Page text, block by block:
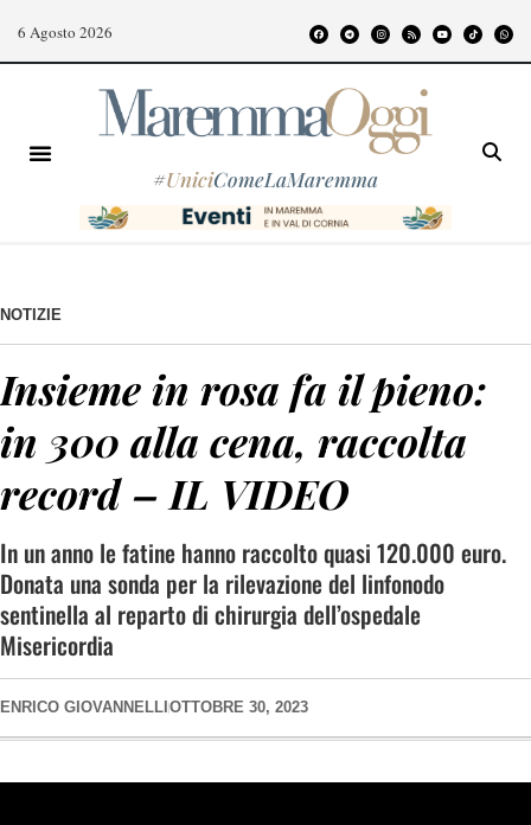
6 Agosto 2026
#UniciComeLaMaremma
NOTIZIE
Insieme in rosa fa il pieno:
in 300 alla cena, raccolta
record – IL VIDEO
In un anno le fatine hanno raccolto quasi 120.000 euro.
Donata una sonda per la rilevazione del linfonodo
sentinella al reparto di chirurgia dell’ospedale
Misericordia
ENRICO GIOVANNELLI OTTOBRE 30, 2023